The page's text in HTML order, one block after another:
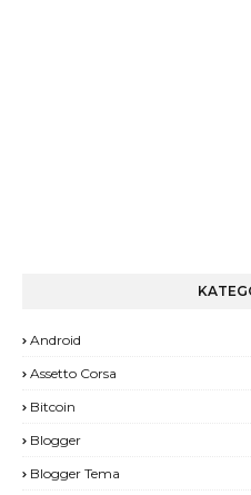
Android
Assetto Corsa
Bitcoin
Blogger
Blogger Tema